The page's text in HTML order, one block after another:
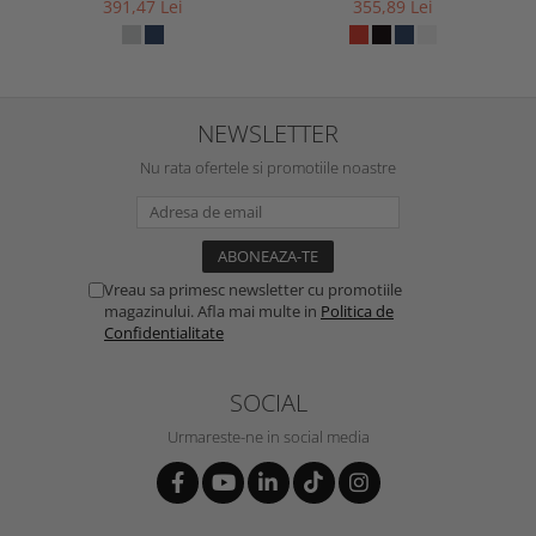
391,47 Lei
355,89 Lei
NEWSLETTER
Nu rata ofertele si promotiile noastre
Vreau sa primesc newsletter cu promotiile
magazinului. Afla mai multe in Politica de
Confidentialitate
SOCIAL
Urmareste-ne in social media